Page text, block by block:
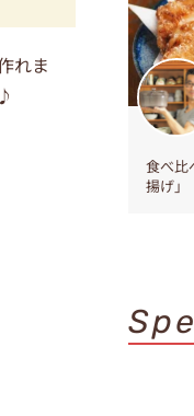
れま
食べ比
揚げ」